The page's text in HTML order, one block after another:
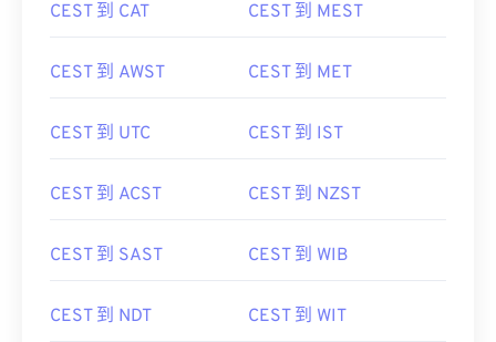
CEST 到 CAT CEST 到 MEST
CEST 到 AWST CEST 到 MET
CEST 到 UTC CEST 到 IST
CEST 到 ACST CEST 到 NZST
CEST 到 SAST CEST 到 WIB
CEST 到 NDT CEST 到 WIT